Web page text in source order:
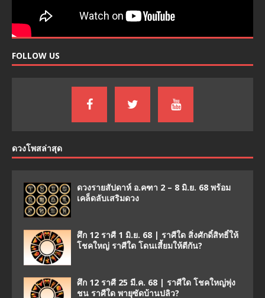
FOLLOW US
ดวงโพสล่าสุด
ดวงรายสัปดาห์ อ.คฑา 2 – 8 มิ.ย. 68 พร้อม
เคล็ดลับเสริมดวง
ศึก 12 ราศี 1 มิ.ย. 68 | ราศีใด สิ่งศักดิ์สิทธิ์ให้
โชคใหญ่ ราศีใด โดนเสี้ยมให้ตีกัน?
ศึก 12 ราศี 25 มี.ค. 68 | ราศีใด โชคใหญ่พุ่ง
ชน ราศีใด พายุซัดบ้านปลิว?